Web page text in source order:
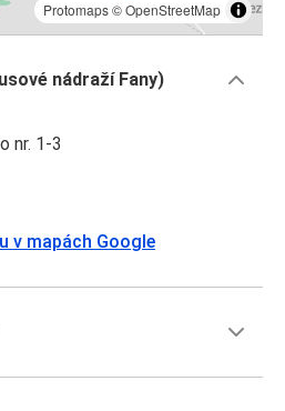
Protomaps©OpenStreetMap
nádraží Fany)
nr. 1-3
v mapách Google